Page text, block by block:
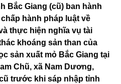
Bắc Giang (cũ) ban hành
hành pháp luật về
thực hiện nghĩa vụ tài
khoáng sản than của
sản xuất mỏ Bắc Giang tại
Chũ, xã Nam Dương,
trước khi sáp nhập tỉnh